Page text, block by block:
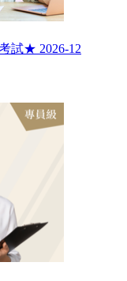
試★ 2026-12